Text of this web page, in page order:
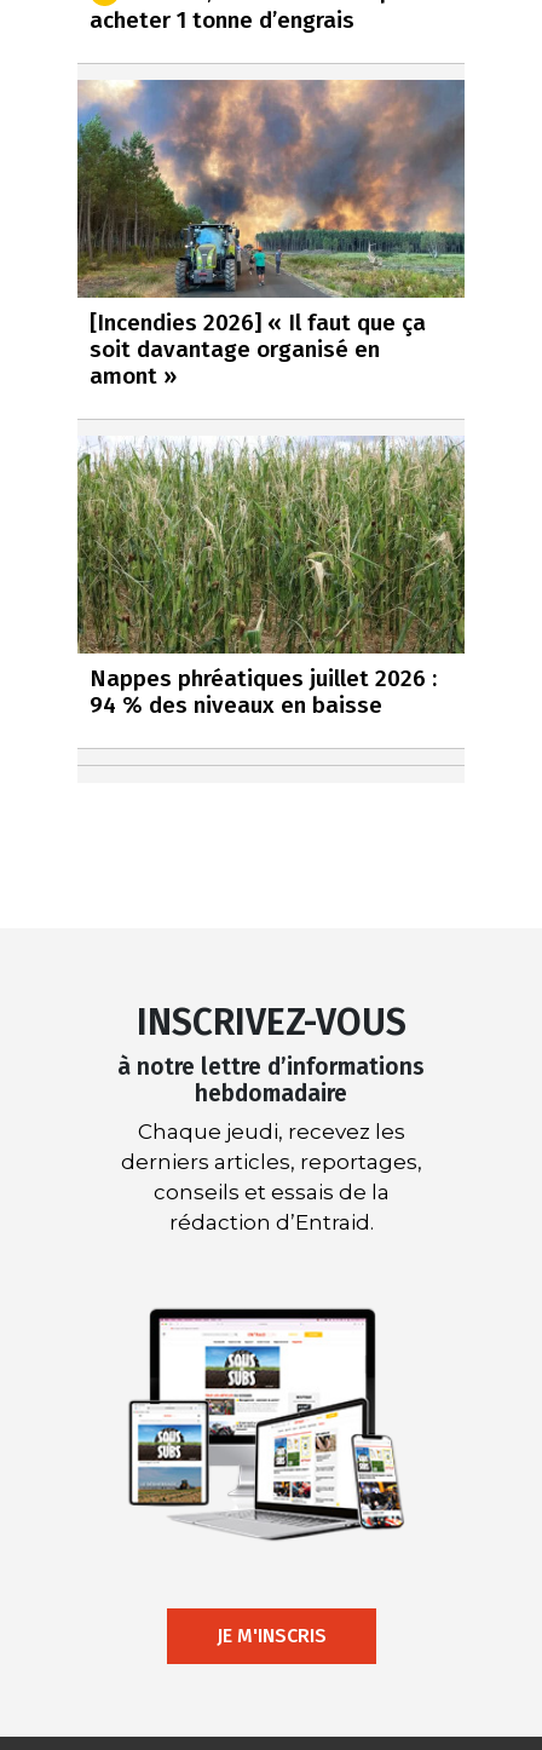
acheter 1 tonne d’engrais
[Incendies 2026] « Il faut que ça
soit davantage organisé en
amont »
Nappes phréatiques juillet 2026 :
94 % des niveaux en baisse
INSCRIVEZ-VOUS
à notre lettre d’informations
hebdomadaire
Chaque jeudi, recevez les
derniers articles, reportages,
conseils et essais de la
rédaction d’Entraid.
JE M'INSCRIS